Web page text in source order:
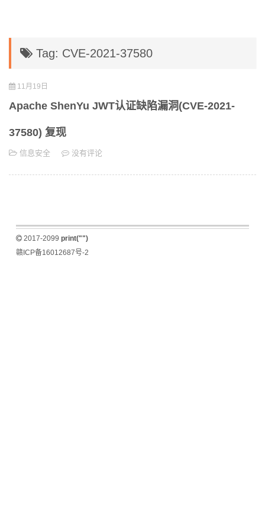
Tag: CVE-2021-37580
11月19日
Apache ShenYu JWT认证缺陷漏洞(CVE-2021-
37580) 复现
信息安全 没有评论
2017-2099 print("")
赣ICP备16012687号-2